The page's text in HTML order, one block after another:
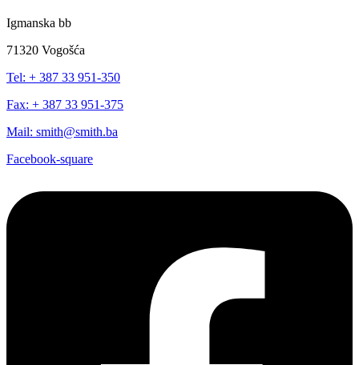
Igmanska bb
71320 Vogošća
Tel: + 387 33 951-350
Fax: + 387 33 951-375
Mail: smith@smith.ba
Facebook-square